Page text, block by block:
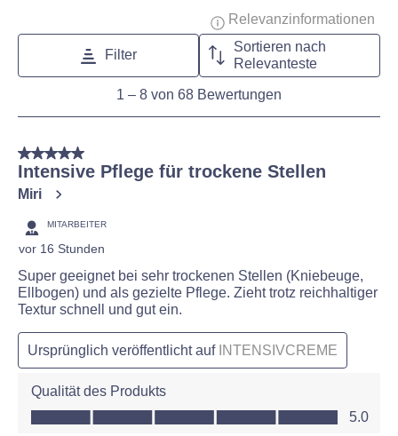
Relevanzinformationen
Filter
Sortieren nach
Relevanteste
von
68
Bewertungen
1 – 8 von 68 Bewertungen
5 von 5 Sternen.
Intensive Pflege für trockene Stellen
Miri
MITARBEITER
vor 16 Stunden
Super geeignet bei sehr trockenen Stellen (Kniebeuge,
Ellbogen) und als gezielte Pflege. Zieht trotz reichhaltiger
Textur schnell und gut ein.
Ursprünglich veröffentlicht auf INTENSIVCREME
Qualität des Produkts
Qualität des Produkts, 5.0 von 5
5.0